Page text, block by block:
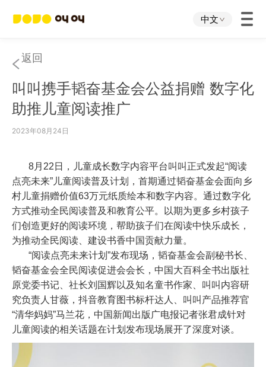
中文
首页
叫叫App
叫叫IP
关于我们
下载中心
投资者关系
返回
叫叫携手韬奋基金会公益捐赠 数字化
助推儿童阅读推广
2023年08月24日
8月 22 日，儿童成长数字内容平台叫叫正式发起“阅读
点亮未来”儿童阅读普及计划，首期通过韬奋基金会面向乡
村儿童捐赠价值63万元纸质绘本和数字内容。通过数字化
方式推动全民阅读普及和教育公平。以期为更多乡村孩子
们创造更好的阅读环境，帮助孩子们在阅读中快乐成长，
为推动全民阅读、建设书香中国贡献力量。
“阅读点亮未来计划”发布现场，韬奋基金会副秘书长、
韬奋基金会全民阅读促进会会长，中国大百科全书出版社
原党委书记、社长刘国辉以及知名童书作家、叫叫内容研
究负责人甘薇，抖音教育图书标杆达人、叫叫产品推荐官
“清华妈妈”马兰花，中国新闻出版广电报记者张君成针对
儿童阅读的相关话题在计划发布现场展开了深度对谈。